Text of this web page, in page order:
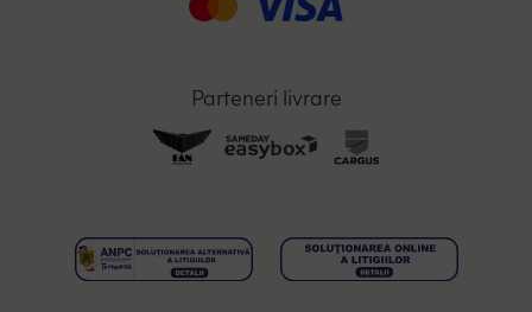
Parteneri livrare